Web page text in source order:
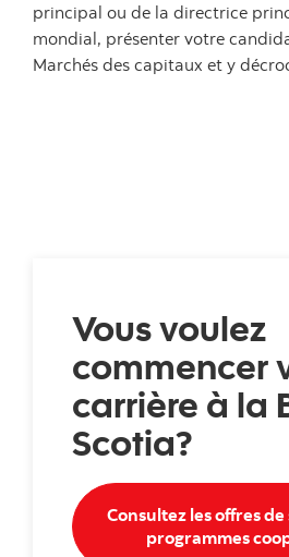
principal ou de la directrice
mondial, présenter votre
Marchés des capitaux et y
Vous voulez
commencer
carrière à la
Scotia?
Consultez les offres de
programmes